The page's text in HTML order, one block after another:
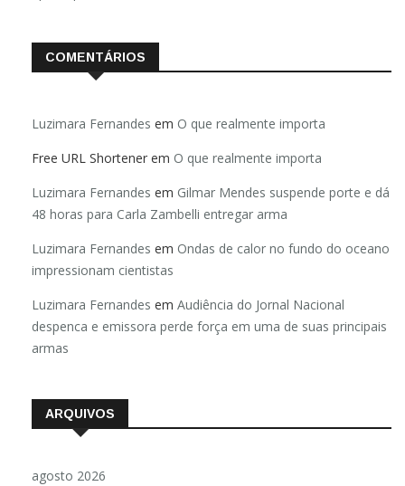
COMENTÁRIOS
Luzimara Fernandes em O que realmente importa
Free URL Shortener em O que realmente importa
Luzimara Fernandes em Gilmar Mendes suspende porte e dá
48 horas para Carla Zambelli entregar arma
Luzimara Fernandes em Ondas de calor no fundo do oceano
impressionam cientistas
Luzimara Fernandes em Audiência do Jornal Nacional
despenca e emissora perde força em uma de suas principais
armas
ARQUIVOS
agosto 2026